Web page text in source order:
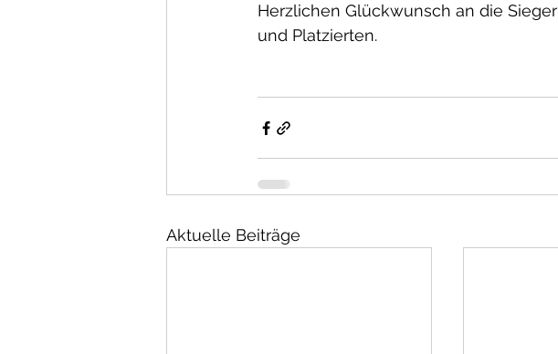
Herzlichen Glückwunsch an die Sieger
und Platzierten.
Aktuelle Beiträge